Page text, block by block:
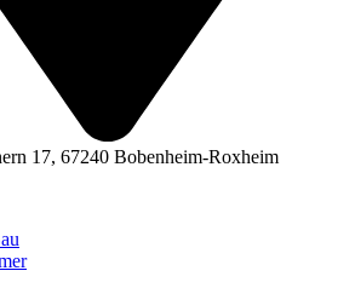
17, 67240 Bobenheim-Roxheim